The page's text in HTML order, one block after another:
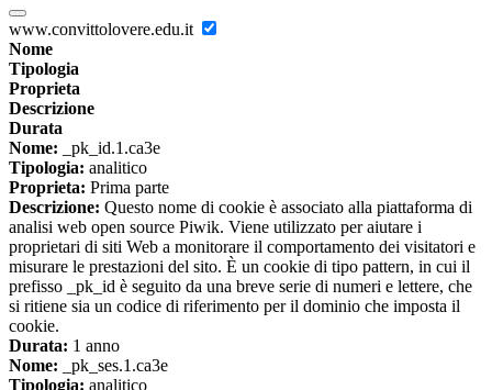
www.convittolovere.edu.it
Nome
Tipologia
Proprieta
Descrizione
Durata
Nome: _pk_id.1.ca3e
Tipologia: analitico
Proprieta: Prima parte
Descrizione: Questo nome di cookie è associato alla piattaforma di
analisi web open source Piwik. Viene utilizzato per aiutare i
proprietari di siti Web a monitorare il comportamento dei visitatori e
misurare le prestazioni del sito. È un cookie di tipo pattern, in cui il
prefisso _pk_id è seguito da una breve serie di numeri e lettere, che
si ritiene sia un codice di riferimento per il dominio che imposta il
cookie.
Durata: 1 anno
Nome: _pk_ses.1.ca3e
Tipologia: analitico